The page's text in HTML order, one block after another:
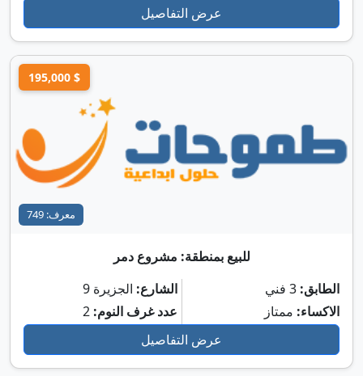
عرض التفاصيل
195,000 $
معرف: 749
للبيع بمنطقة: مشروع دمر
الشارع: الجزيرة 9
عدد غرف النوم: 2
الطابق:
الاكساء: ممتاز
عرض التفاصيل